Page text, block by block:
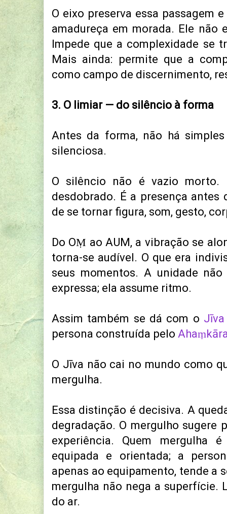
O eixo preserva essa passagem
amadureça em morada. Ele não
Impede que a complexidade se
Mais ainda: permite que a
como campo de discernimento,
3. O limiar — do silêncio à forma
Antes da forma, não há
silenciosa.
O silêncio não é vazio morto.
desdobrado. É a presença antes
de se tornar figura, som, gesto,
Do OṂ ao AUM, a vibração se
torna-se audível. O que era
seus momentos. A unidade
expressa; ela assume ritmo.
Assim também se dá com o Jīva
persona construída pelo
O Jīva não cai no mundo como
mergulha.
Essa distinção é decisiva. A
degradação. O mergulho sugere
experiência. Quem mergulha
equipada e orientada; a
apenas ao equipamento, tende a
mergulha não nega a superfície.
do ar.